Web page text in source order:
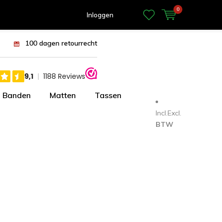
Inloggen
0
100 dagen retourrecht
Banden Matten Tassen
Incl.Excl.
BTW